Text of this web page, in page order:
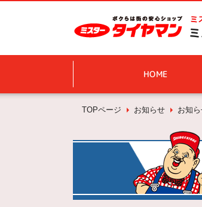
ミ
HOME
TOPページ お知らせ お知